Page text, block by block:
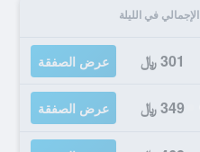
الإجمالي في الليلة
301 ﷼ عرض الصفقة
349 ﷼ عرض الصفقة